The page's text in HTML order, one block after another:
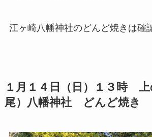
江ヶ崎八幡神社のどんど焼きは確
１月１４日（日）１３時
尾）八幡神社 どんど焼き